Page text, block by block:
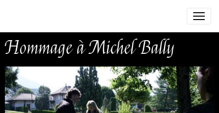
Hommage à Michel Bally